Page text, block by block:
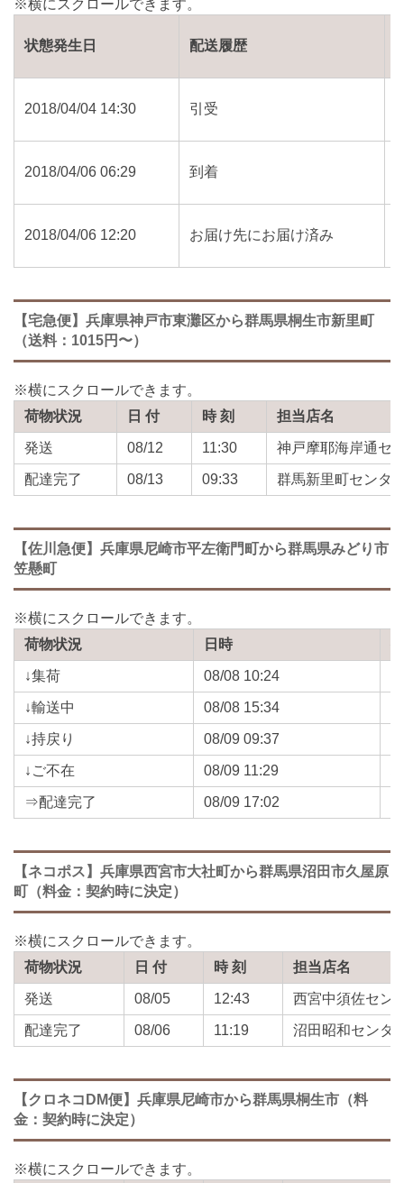
状態発生日 配送履歴
2018/04/04 14:30 引受
2018/04/06 06:29 到着
2018/04/06 12:20 お届け先にお届け済み
【宅急便】兵庫県神戸市東灘区から群馬県桐生市新里町
（送料：1015円〜）
荷物状況 日 付 時 刻 担当店名
発送 08/12 11:30 神戸摩耶海岸通セ
配達完了 08/13 09:33 群馬新里町センタ
【佐川急便】兵庫県尼崎市平左衛門町から群馬県みどり市
笠懸町
荷物状況 日時
↓集荷 08/08 10:24
↓輸送中 08/08 15:34
↓持戻り 08/09 09:37
↓ご不在 08/09 11:29
⇒配達完了 08/09 17:02
【ネコポス】兵庫県西宮市大社町から群馬県沼田市久屋原
町（料金：契約時に決定）
荷物状況 日 付 時 刻 担当店名
発送 08/05 12:43 西宮中須佐セン
配達完了 08/06 11:19 沼田昭和センタ
【クロネコDM便】兵庫県尼崎市から群馬県桐生市（料
金：契約時に決定）